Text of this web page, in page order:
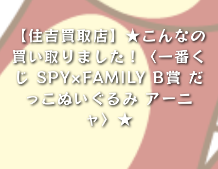
【住吉買取店】★こんなの
買い取りました！〈一番く
じ SPY×FAMILY B賞 だ
っこぬいぐるみ アーニ
ャ〉★